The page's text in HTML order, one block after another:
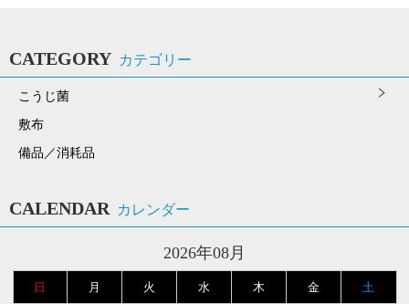
CATEGORY カテゴリー
こうじ菌
敷布
備品／消耗品
CALENDAR カレンダー
2026年08月
日 月 火 水 木 金 土